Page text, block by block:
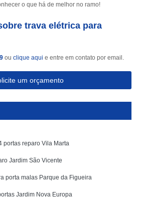
o que há de melhor no ramo!
trava elétrica para
ou clique aqui e entre em contato por email.
um orçamento
portas reparo Vila Marta
Jardim São Vicente
porta malas Parque da Figueira
Jardim Nova Europa